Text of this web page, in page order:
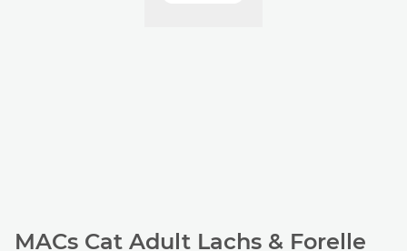
MACs Cat Adult Lachs & Forelle